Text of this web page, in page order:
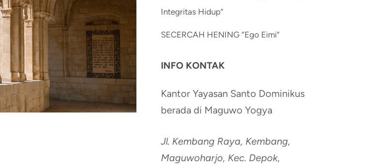
Integritas Hidup”
SECERCAH HENING “Ego Eimi”
INFO KONTAK
Kantor Yayasan Santo Dominikus
berada di Maguwo Yogya
Jl. Kembang Raya, Kembang,
Maguwoharjo, Kec. Depok,